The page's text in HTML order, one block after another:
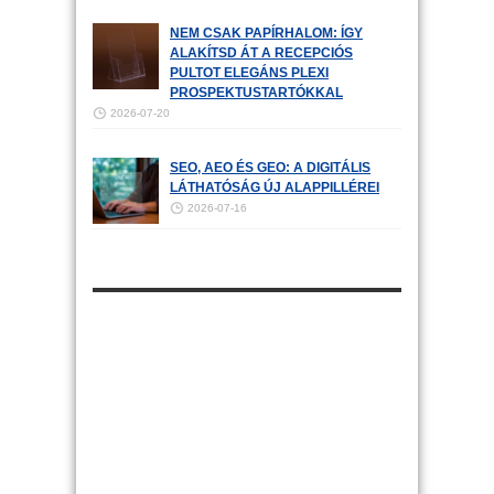
NEM CSAK PAPÍRHALOM: ÍGY
ALAKÍTSD ÁT A RECEPCIÓS
PULTOT ELEGÁNS PLEXI
PROSPEKTUSTARTÓKKAL
2026-07-20
SEO, AEO ÉS GEO: A DIGITÁLIS
LÁTHATÓSÁG ÚJ ALAPPILLÉREI
2026-07-16